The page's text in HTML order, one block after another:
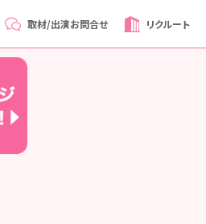
取材/出演お問合せ リクルート